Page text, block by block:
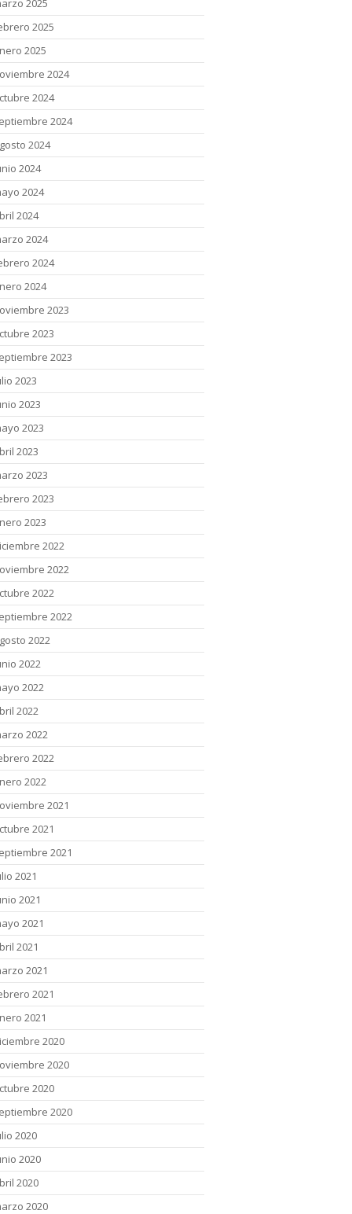
2025
2025
2024
2024
2024
2024
2024
2024
2024
2024
2024
2024
2023
2023
2023
2023
2023
2023
2023
2023
2023
2023
2022
2022
2022
2022
2022
2022
2022
2022
2022
2022
2022
2021
2021
2021
2021
2021
2021
2021
2021
2021
2021
2020
2020
2020
2020
2020
2020
2020
2020